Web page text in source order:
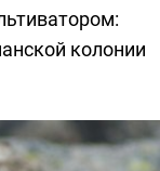
колонии